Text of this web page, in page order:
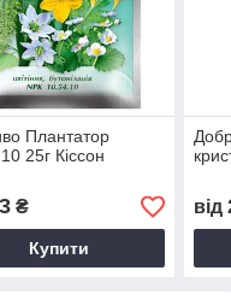
Плантатор
25г Кіссон
₴
Купити
від